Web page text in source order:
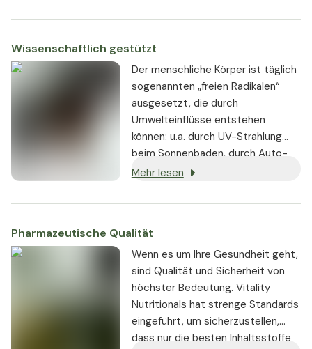
Zutaten verwendet.
Wissenschaftlich gestützt
Der menschliche Körper ist täglich
sogenannten „freien Radikalen“
ausgesetzt, die durch
Umwelteinflüsse entstehen
können: u.a. durch UV-Strahlung
beim Sonnenbaden, durch Auto-
und Industrieabgase, durchs
Grillen oder Braten erzeugt
Mehr lesen
Pharmazeutische Qualität
Wenn es um Ihre Gesundheit geht,
sind Qualität und Sicherheit von
höchster Bedeutung. Vitality
Nutritionals hat strenge Standards
eingeführt, um sicherzustellen,
dass nur die besten Inhaltsstoffe